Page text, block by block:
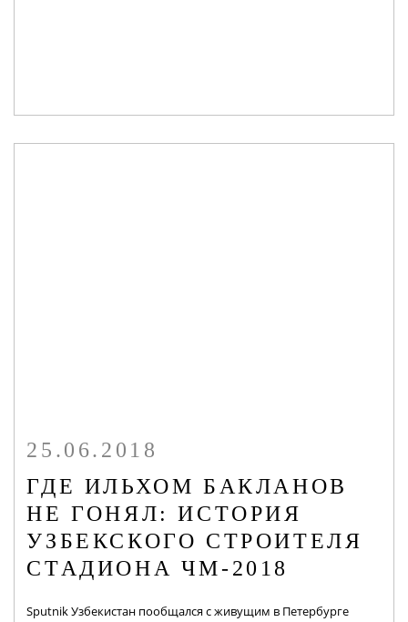
25.06.2018
ГДЕ ИЛЬХОМ БАКЛАНОВ
НЕ ГОНЯЛ: ИСТОРИЯ
УЗБЕКСКОГО СТРОИТЕЛЯ
СТАДИОНА ЧМ-2018
Sputnik Узбекистан пообщался с живущим в Петербурге